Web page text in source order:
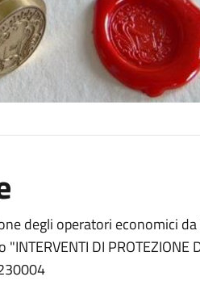
degli operatori economici
DI PROTEZIONE